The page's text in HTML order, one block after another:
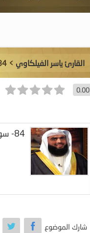
القارئ ياسر الفيلكاوي > 84- سورة الإنشقاق
0.00
84- سورة الإنشقاق
شارك الموضوع